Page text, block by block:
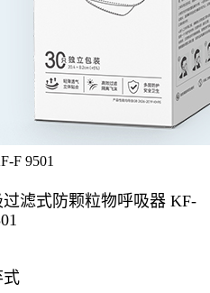
F 9501
过滤式防颗粒物呼吸器 KF-
式